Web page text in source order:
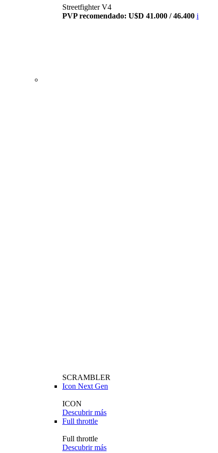
Streetfighter V4
PVP recomendado: U$D 41.000 / 46.400 i
SCRAMBLER
Icon Next Gen
ICON
Descubrir más
Full throttle
Full throttle
Descubrir más